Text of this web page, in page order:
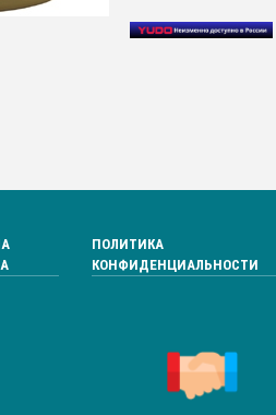
ПОЛИТИКА
КОНФИДЕНЦИАЛЬНОСТИ